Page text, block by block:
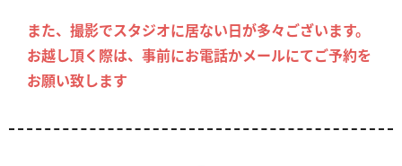
また、撮影でスタジオに居ない日が多々ございます。
お越し頂く際は、事前にお電話かメールにてご予約を
お願い致します